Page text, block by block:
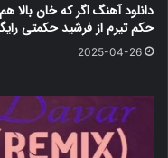
دانلود آهنگ اگر که خان بالا
حکم تیرم از فرشید حکمتی
2025-04-26